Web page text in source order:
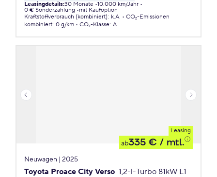
Leasingdetails:30 Monate 10.000 km/Jahr
0 € Sonderzahlung
mit Kaufoption
Kraftstoffverbrauch (kombiniert): k.A.
CO₂-Emissionen
kombiniert: 0 g/km CO₂-Klasse: A
Leasing
ab335 € / mtl.
Neuwagen | 2025
Toyota Proace City Verso 1,2-l-Turbo 81kW L1